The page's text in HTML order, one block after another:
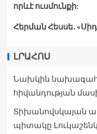
որևէ ուսմունքի:
Հերման Հեսսե․
ԼՐԱՀՈՍ
Նախկին նախագահի
հիվանդության
Տիխանովսկայան
պիտակը